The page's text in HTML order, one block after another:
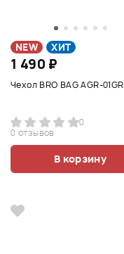
NEW ХИТ
1 490 ₽
Чехол BRO BAG AGR-01GR
0
0 отзывов
В корзину